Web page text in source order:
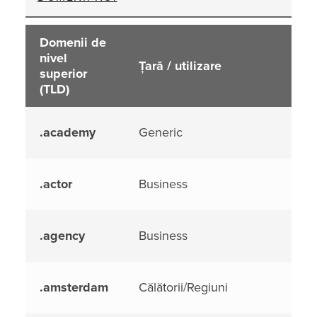
Domenii de
nivel
superior
(TLD)
Țară / utilizare
.academy Generic
.actor Business
.agency Business
.amsterdam Călătorii/Regiuni